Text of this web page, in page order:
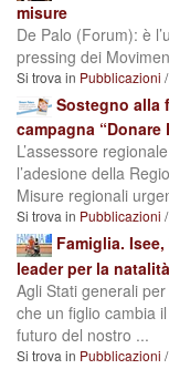
misure
De Palo (Forum): è
pressing dei
Si trova in Pubblicazioni /
Sostegno alla
campagna “Donare
L’assessore
l’adesione della
Misure regionali
Si trova in Pubblicazioni /
Famiglia.
leader per la natalità
Agli Stati generali
che un figlio cambia
futuro del nostro ...
Si trova in Pubblicazioni /